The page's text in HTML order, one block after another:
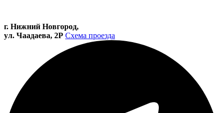
г. Нижний Новгород,
ул. Чаадаева, 2Р Схема проезда